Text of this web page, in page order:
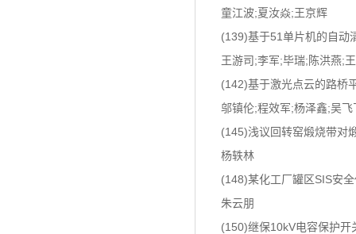
童江波;夏汝焱;王京辉
(139)基于51单片机的自动
王游司;李军;毕瑞;陈洪燕;
(142)基于激光点云的路桥
邬镇伦;程效军;杨泽鑫;吴飞
(145)浅议回转窑煅烧带对
杨轶林
(148)某化工厂罐区SIS安
朱云朋
(150)继保10kV电容保护开